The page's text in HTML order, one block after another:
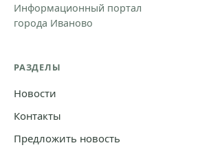
Информационный портал
города Иваново
РАЗДЕЛЫ
Новости
Контакты
Предложить новость